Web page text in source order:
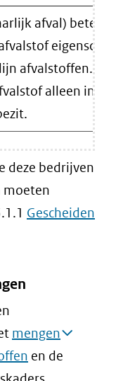
afval)
afvalstoffen. Bij
alleen in de
deze bedrijven
moeten
Gescheiden
mengen
en de